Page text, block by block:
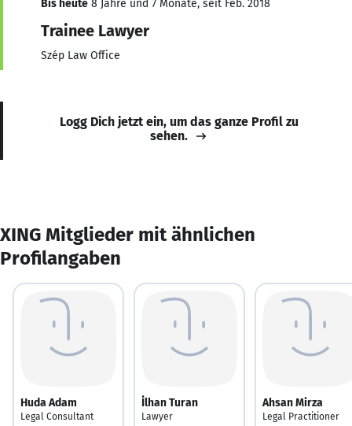
Bis heute 8 Jahre und 7 Monate, seit Feb. 2018
Trainee Lawyer
Szép Law Office
Logg Dich jetzt ein, um das ganze Profil zu
sehen.
XING Mitglieder mit ähnlichen
Profilangaben
Huda Adam
Legal Consultant
İlhan Turan
Lawyer
Ahsan Mirza
Legal Practitioner